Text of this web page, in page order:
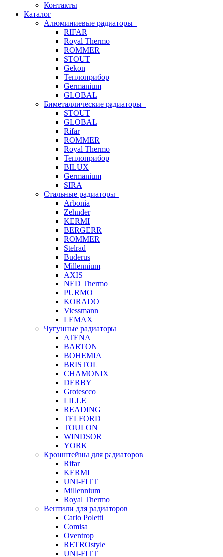
Контакты
Каталог
Алюминиевые радиаторы
RIFAR
Royal Thermo
ROMMER
STOUT
Gekon
Теплоприбор
Germanium
GLOBAL
Биметаллические радиаторы
STOUT
GLOBAL
Rifar
ROMMER
Royal Thermo
Теплоприбор
BILUX
Germanium
SIRA
Стальные радиаторы
Arbonia
Zehnder
KERMI
BERGERR
ROMMER
Stelrad
Buderus
Millennium
AXIS
NED Thermo
PURMO
KORADO
Viessmann
LEMAX
Чугунные радиаторы
ATENA
BARTON
BOHEMIA
BRISTOL
CHAMONIX
DERBY
Grotescco
LILLE
READING
TELFORD
TOULON
WINDSOR
YORK
Кронштейны для радиаторов
Rifar
KERMI
UNI-FITT
Millennium
Royal Thermo
Вентили для радиаторов
Carlo Poletti
Comisa
Oventrop
RETROstyle
UNI-FITT